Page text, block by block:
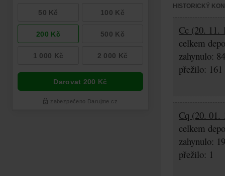
HISTORICKÝ
Cc (20. 11.
celkem
zahynulo:
přežilo: 161
Cq (20. 01.
celkem
zahynulo:
přežilo: 1